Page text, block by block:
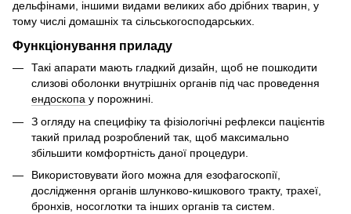
дельфінами, іншими видами великих або дрібних тварин, у
тому числі домашніх та сільськогосподарських.
Функціонування приладу
Такі апарати мають гладкий дизайн, щоб не пошкодити
слизові оболонки внутрішніх органів під час проведення
ендоскопа у порожнині.
З огляду на специфіку та фізіологічні рефлекси пацієнтів
такий прилад розроблений так, щоб максимально
збільшити комфортність даної процедури.
Використовувати його можна для езофагоскопії,
дослідження органів шлунково-кишкового тракту, трахеї,
бронхів, носоглотки та інших органів та систем.